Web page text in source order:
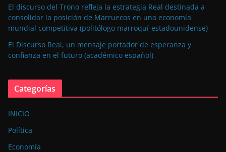
El discurso del Trono refleja la estrategia Real destinada a
consolidar la posición de Marruecos en una economía
mundial competitiva (politólogo marroquí-estadounidense)
El Discurso Real, un mensaje portador de esperanza y
confianza en el futuro (académico español)
Categorías
INICIO
Política
Economía